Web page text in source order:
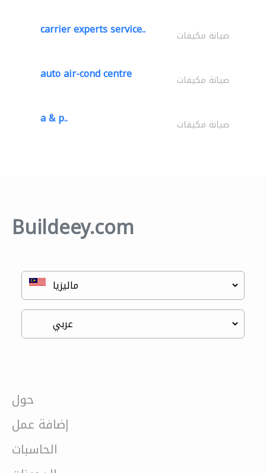
carrier experts service.. صيانة مكيفات
auto air-cond centre صيانة مكيفات
a & p.. صيانة مكيفات
Buildeey.com
حول
إضافة عمل
الحاسبات